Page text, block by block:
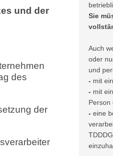
und der
des
der
Sie
Auch
oder
und
- mit
- mit
Person
- eine